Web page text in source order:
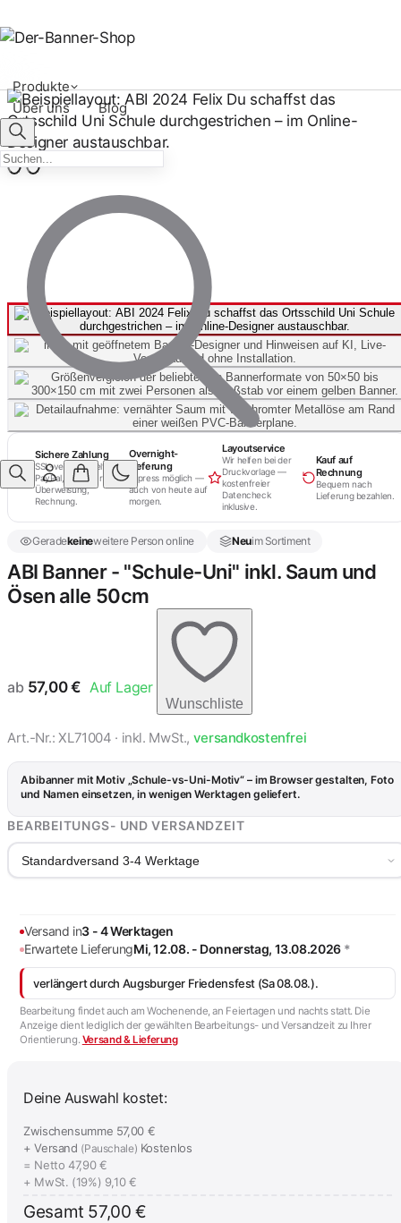
Produkte
Über uns
Blog
Sichere Zahlung
SSL-verschlüsselt.
PayPal, Kreditkarte,
Überweisung,
Rechnung.
Overnight-
Lieferung
Express möglich —
auch von heute auf
morgen.
Layoutservice
Wir helfen bei der
Druckvorlage —
kostenfreier
Datencheck
inklusive.
Kauf auf
Rechnung
Bequem nach
Lieferung bezahlen.
Geradekeineweitere Person online Neuim Sortiment
ABI Banner - "Schule-Uni" inkl. Saum und
Ösen alle 50cm
ab 57,00€ Auf Lager
Wunschliste
Art.-Nr.: XL71004 · inkl. MwSt., versandkostenfrei
Abibanner mit Motiv „Schule-vs-Uni-Motiv“ – im Browser gestalten, Foto
und Namen einsetzen, in wenigen Werktagen geliefert.
BEARBEITUNGS- UND VERSANDZEIT
Standardversand 3-4 Werktage
Versand in3 - 4 Werktagen
Erwartete LieferungMi, 12.08. - Donnerstag, 13.08.2026 *
verlängert durch Augsburger Friedensfest (Sa 08.08.).
Bearbeitung findet auch am Wochenende, an Feiertagen und nachts statt. Die
Anzeige dient lediglich der gewählten Bearbeitungs- und Versandzeit zu Ihrer
Orientierung. Versand & Lieferung
Deine Auswahl kostet:
Zwischensumme 57,00 €
+ Versand (Pauschale) Kostenlos
= Netto 47,90 €
+ MwSt. (19%) 9,10 €
Gesamt 57,00 €